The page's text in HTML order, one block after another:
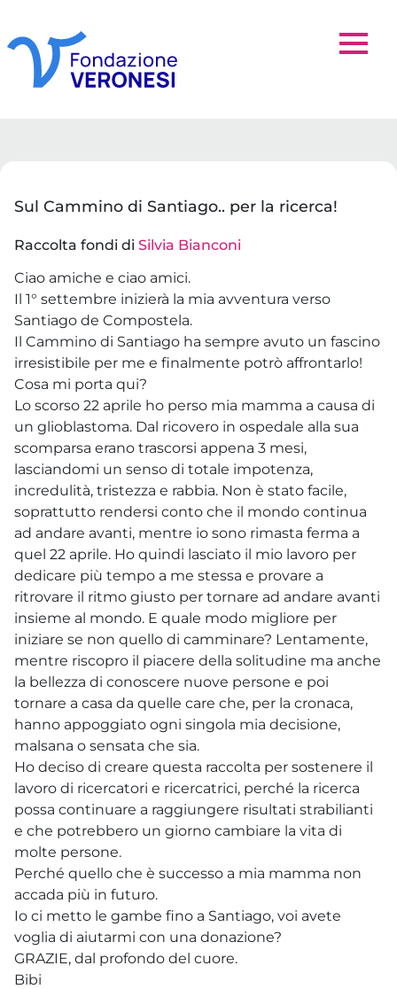
Sul Cammino di Santiago.. per la ricerca!
Raccolta fondi di Silvia Bianconi
Ciao amiche e ciao amici.
Il 1° settembre inizierà la mia avventura verso
Santiago de Compostela.
Il Cammino di Santiago ha sempre avuto un fascino
irresistibile per me e finalmente potrò affrontarlo!
Cosa mi porta qui?
Lo scorso 22 aprile ho perso mia mamma a causa di
un glioblastoma. Dal ricovero in ospedale alla sua
scomparsa erano trascorsi appena 3 mesi,
lasciandomi un senso di totale impotenza,
incredulità, tristezza e rabbia. Non è stato facile,
soprattutto rendersi conto che il mondo continua
ad andare avanti, mentre io sono rimasta ferma a
quel 22 aprile. Ho quindi lasciato il mio lavoro per
dedicare più tempo a me stessa e provare a
ritrovare il ritmo giusto per tornare ad andare avanti
insieme al mondo. E quale modo migliore per
iniziare se non quello di camminare? Lentamente,
mentre riscopro il piacere della solitudine ma anche
la bellezza di conoscere nuove persone e poi
tornare a casa da quelle care che, per la cronaca,
hanno appoggiato ogni singola mia decisione,
malsana o sensata che sia.
Ho deciso di creare questa raccolta per sostenere il
lavoro di ricercatori e ricercatrici, perché la ricerca
possa continuare a raggiungere risultati strabilianti
e che potrebbero un giorno cambiare la vita di
molte persone.
Perché quello che è successo a mia mamma non
accada più in futuro.
Io ci metto le gambe fino a Santiago, voi avete
voglia di aiutarmi con una donazione?
GRAZIE, dal profondo del cuore.
Bibi